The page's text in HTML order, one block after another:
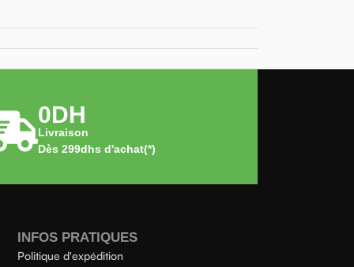
0DH
Livraison
Dès 299dhs d'achat(*)
INFOS PRATIQUES
Politique d'expédition